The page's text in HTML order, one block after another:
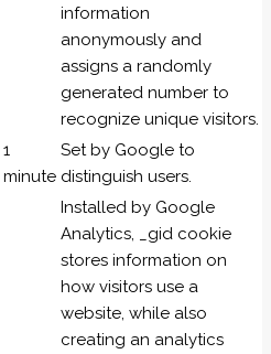
information
anonymously and
assigns a randomly
generated number to
recognize unique visitors.
1
minute
Set by Google to
distinguish users.
Installed by Google
Analytics, _gid cookie
stores information on
how visitors use a
website, while also
creating an analytics